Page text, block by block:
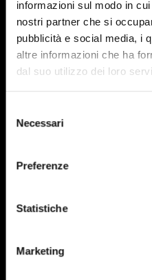
informazioni sul modo in
nostri partner che si
pubblicità e social media, i
altre informazioni che ha
dal suo utilizzo dei loro
delNecessari
Preferenze
Statistiche
Marketing
900
901
905
906
915
925
940